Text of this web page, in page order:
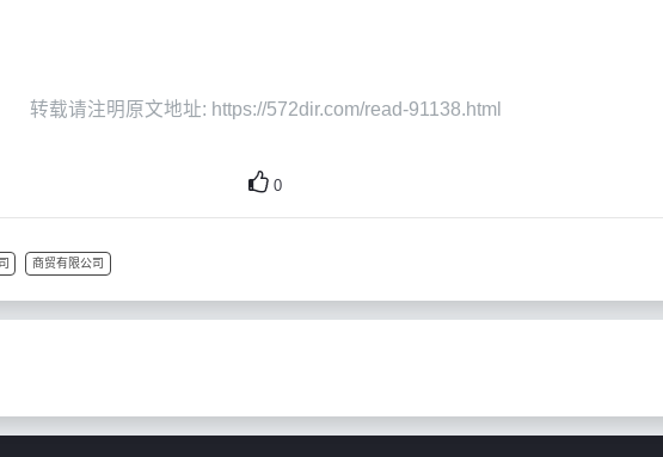
转载请注明原文地址: https://572dir.com/read-91138.html
0
商贸有限公司